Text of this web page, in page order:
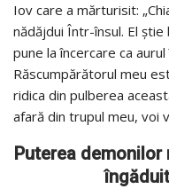
Iov care a mărturisit:
nădăjdui Într-însul. El
pune la încercare ca
Răscumpărătorul meu
ridica din pulberea
afară din trupul meu, voi
Puterea demonilor